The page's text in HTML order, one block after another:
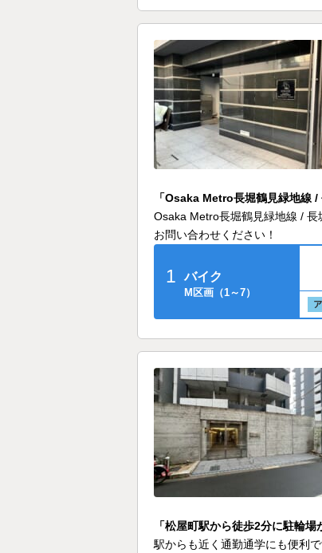
「Osaka Metro長堀鶴見緑地線
Osaka Metro長堀鶴見緑地線 /
お問い合わせください！
1 バイク
M区画（1～7）
「松屋町駅から徒歩2分に駐輪場
駅からも近く通勤通学にも便利